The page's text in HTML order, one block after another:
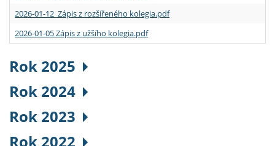
2026-01-12 Zápis z rozšířeného kolegia.pdf
2026-01-05 Zápis z užšího kolegia.pdf
Rok 2025
Rok 2024
Rok 2023
Rok 2022